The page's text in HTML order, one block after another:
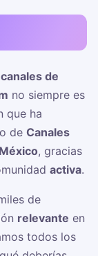
canales de
no siempre es
que ha
de Canales
, gracias
activa.
de
relevante en
todos los